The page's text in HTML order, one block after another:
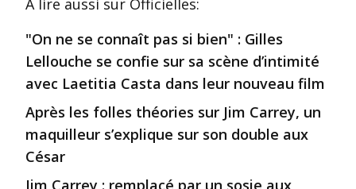
"On ne se connaît pas si bien" : Gilles
Lellouche se confie sur sa scène d’intimité
avec Laetitia Casta dans leur nouveau film
Après les folles théories sur Jim Carrey, un
maquilleur s’explique sur son double aux
César
Jim Carrey : remplacé par un sosie aux